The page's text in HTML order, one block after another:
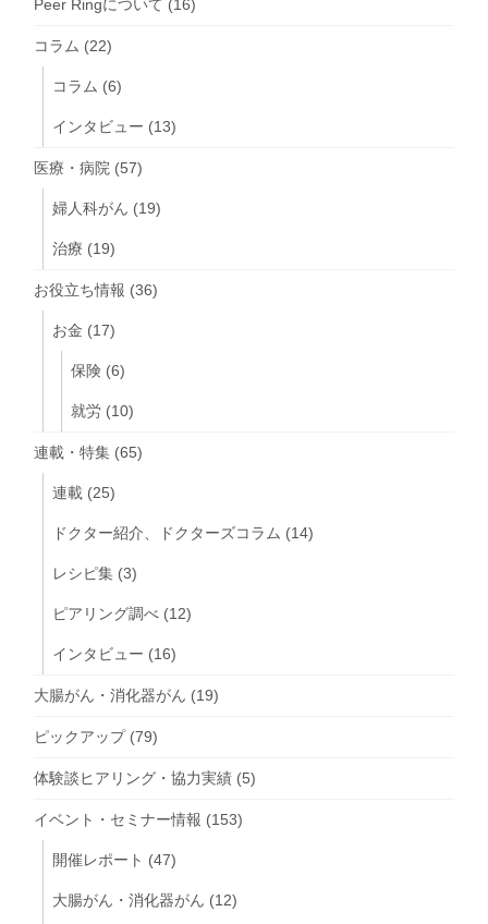
Peer Ringについて (16)
コラム (22)
コラム (6)
インタビュー (13)
医療・病院 (57)
婦人科がん (19)
治療 (19)
お役立ち情報 (36)
お金 (17)
保険 (6)
就労 (10)
連載・特集 (65)
連載 (25)
ドクター紹介、ドクターズコラム (14)
レシピ集 (3)
ピアリング調べ (12)
インタビュー (16)
大腸がん・消化器がん (19)
ピックアップ(79)
体験談ヒアリング・協力実績 (5)
イベント・セミナー情報 (153)
開催レポート (47)
大腸がん・消化器がん (12)